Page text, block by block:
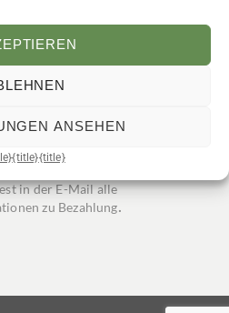
in dieser E-Mail alle
Angaben zu deiner
Anweisungen in der E-
in der E-Mail alle
zu Bezahlung.
ANSEHEN
{title}{title}